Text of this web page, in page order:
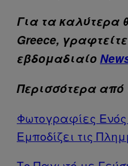
Για τα καλύτερα
Greece,
εβδομαδιαίο
Περισσότερα από
Φωτογραφίες
Εμποδίζει τις